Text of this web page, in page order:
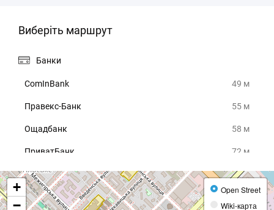
Виберіть маршрут
Банки
ComInBank 49 м
Правекс-Банк 55 м
Ощадбанк 58 м
ПриватБанк 72 м
Ощадбанк 82 м
Кафе
Open Street
Wiki-карта
+
−